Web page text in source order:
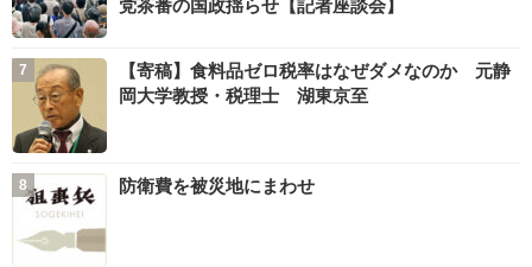
党茶番の国政揺らせ【記者座談会】
【寄稿】食料品ゼロ税率はなぜダメなのか 元静
岡大学教授・税理士 湖東京至
防衛費を被災地にまわせ